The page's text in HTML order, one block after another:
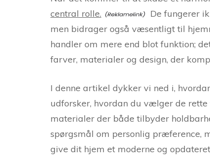
central rolle.
De fungerer
men bidrager også væsentligt til
handler om mere end blot funktion;
farver, materialer og design, der
I denne artikel dykker vi ned i,
udforsker, hvordan du vælger de
materialer der både tilbyder
spørgsmål om personlig præference,
give dit hjem et moderne og